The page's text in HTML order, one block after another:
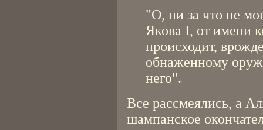
"О, ни за что не
Якова I, от имени
происходит,
обнаженному
него".
Все рассмеялись, а
шампанское